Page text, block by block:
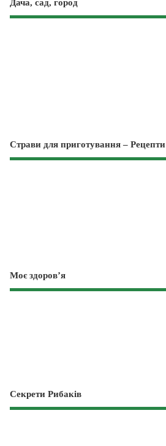
Дача, сад, город
Страви для приготування – Рецепти
Моє здоров’я
Секрети Рибаків